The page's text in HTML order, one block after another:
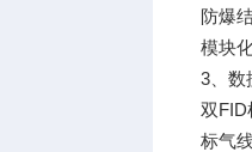
防爆
模块
3、数
双FID
标气